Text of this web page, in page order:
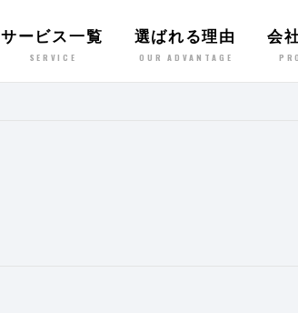
サービス一覧
SERVICE
選ばれる理由
OUR ADVANTAGE
会